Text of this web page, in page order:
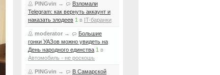
PINGvin →
Взломали
Telegram: как вернуть аккаунт и
наказать злодеев 1 в IT-баранки
moderator →
Большие
гонки УАЗов можно увидеть на
День народного единства 1 в
Автомобиль - не роскошь
PINGvin →
В Самарской